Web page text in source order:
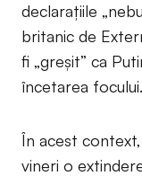
declarațiile
britanic de
fi „greșit” ca
încetarea focului.
În acest
vineri o